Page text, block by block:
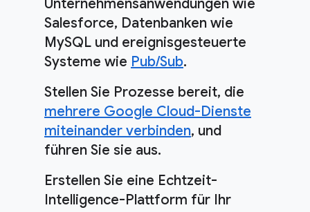
Unternehmensanwendungen wie
Salesforce, Datenbanken wie
MySQL und ereignisgesteuerte
Systeme wie Pub/Sub.
Stellen Sie Prozesse bereit, die
mehrere Google Cloud-Dienste
miteinander verbinden, und
führen Sie sie aus.
Erstellen Sie eine Echtzeit-
Intelligence-Plattform für Ihr